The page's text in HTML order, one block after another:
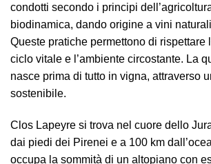
condotti secondo i principi
biodinamica, dando origine a vini
Queste pratiche permettono di rispettare
ciclo vitale e l’ambiente circostante. La
nasce prima di tutto in vigna, attraverso
sostenibile.
Clos Lapeyre si trova nel cuore dello
dai piedi dei Pirenei e a 100 km
occupa la sommità di un altopiano con